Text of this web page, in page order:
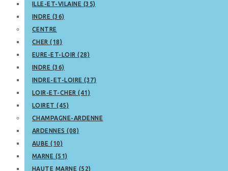
ILLE-ET-VILAINE (35)
INDRE (36)
CENTRE
CHER (18)
EURE-ET-LOIR (28)
INDRE (36)
INDRE-ET-LOIRE (37)
LOIR-ET-CHER (41)
LOIRET (45)
CHAMPAGNE-ARDENNE
ARDENNES (08)
AUBE (10)
MARNE (51)
HAUTE MARNE (52)